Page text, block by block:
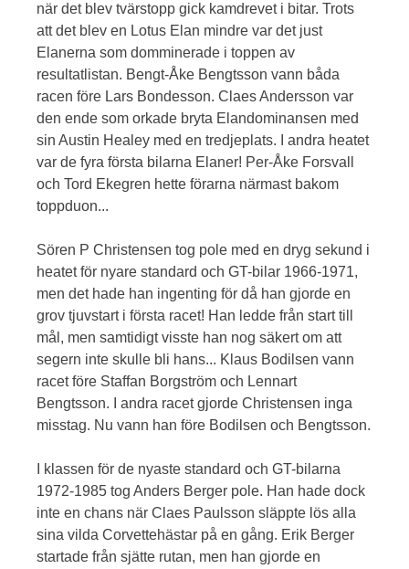
när det blev tvärstopp gick kamdrevet i bitar. Trots
att det blev en Lotus Elan mindre var det just
Elanerna som domminerade i toppen av
resultatlistan. Bengt-Åke Bengtsson vann båda
racen före Lars Bondesson. Claes Andersson var
den ende som orkade bryta Elandominansen med
sin Austin Healey med en tredjeplats. I andra heatet
var de fyra första bilarna Elaner! Per-Åke Forsvall
och Tord Ekegren hette förarna närmast bakom
toppduon...
Sören P Christensen tog pole med en dryg sekund i
heatet för nyare standard och GT-bilar 1966-1971,
men det hade han ingenting för då han gjorde en
grov tjuvstart i första racet! Han ledde från start till
mål, men samtidigt visste han nog säkert om att
segern inte skulle bli hans... Klaus Bodilsen vann
racet före Staffan Borgström och Lennart
Bengtsson. I andra racet gjorde Christensen inga
misstag. Nu vann han före Bodilsen och Bengtsson.
I klassen för de nyaste standard och GT-bilarna
1972-1985 tog Anders Berger pole. Han hade dock
inte en chans när Claes Paulsson släppte lös alla
sina vilda Corvettehästar på en gång. Erik Berger
startade från sjätte rutan, men han gjorde en